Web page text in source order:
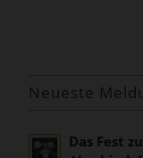
Neueste
Das Fest